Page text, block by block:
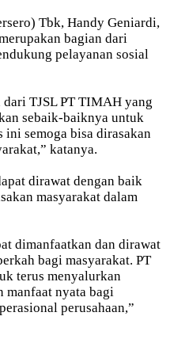
Tbk, Handy Geniardi,
bagian dari
pelayanan sosial
TJSL PT TIMAH yang
sebaik-baiknya untuk
ini semoga bisa dirasakan
katanya.
dirawat dengan baik
masyarakat dalam
dimanfaatkan dan dirawat
bagi masyarakat. PT
terus menyalurkan
manfaat nyata bagi
perusahaan,”